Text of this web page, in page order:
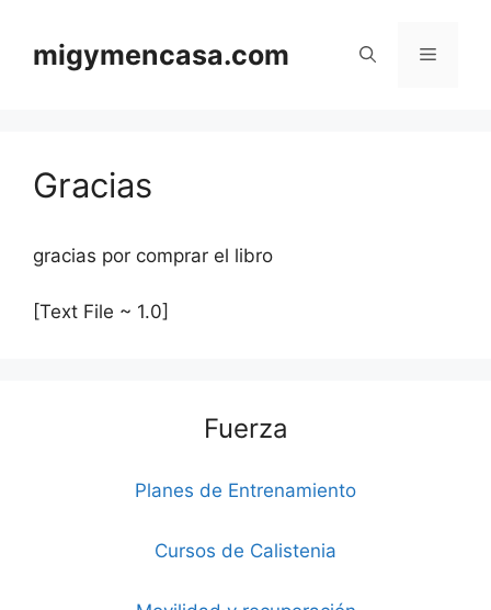
contenido
migymencasa.com Menú
Gracias
gracias por comprar el libro
[Text File ~ 1.0]
Fuerza
Planes de Entrenamiento
Cursos de Calistenia